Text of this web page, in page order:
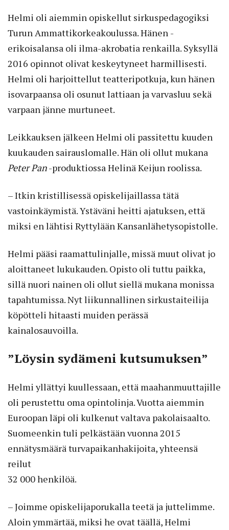
Helmi oli aiemmin opiskellut sirkuspedagogiksi
Turun Ammattikorkeakoulussa. Hänen ­
erikoisalansa oli ilma-akrobatia renkailla. Syksyllä
2016 opinnot olivat keskeytyneet harmillisesti.
Helmi oli harjoittellut teatteripotkuja, kun hänen
isovarpaansa oli osunut lattiaan ja varvasluu sekä
varpaan jänne murtuneet.
Leikkauksen jälkeen Helmi oli passitettu kuuden
kuukauden sairauslomalle. Hän oli ollut mukana
Peter Pan-produktiossa Helinä Keijun roolissa.
– Itkin kristillisessä opiskelijaillassa tätä
vastoinkäymistä. Ystäväni heitti ajatuksen, että
miksi en lähtisi Ryttylään Kansanlähetysopistolle.
Helmi pääsi raamattulinjalle, missä muut olivat jo
aloittaneet lukukauden. Opisto oli tuttu paikka,
sillä nuori nainen oli ollut siellä mukana monissa
tapahtumissa. Nyt liikunnallinen sirkustaiteilija
köpötteli hitaasti muiden perässä
kainalosauvoilla.
”Löysin sydämeni kutsumuksen”
Helmi yllättyi kuullessaan, että maahanmuuttajille
oli perustettu oma opintolinja. Vuotta aiemmin
Euroopan läpi oli kulkenut valtava pakolaisaalto.
Suomeenkin tuli pelkästään vuonna 2015
ennätysmäärä turvapaikanhakijoita, yhteensä
reilut
32 000 henkilöä.
– Joimme opiskelijaporukalla teetä ja juttelimme.
Aloin ymmärtää, miksi he ovat täällä, Helmi